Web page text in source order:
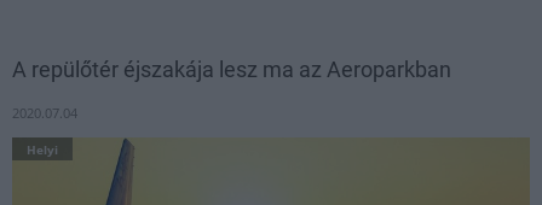
A repülőtér éjszakája lesz ma az Aeroparkban
2020.07.04
Helyi